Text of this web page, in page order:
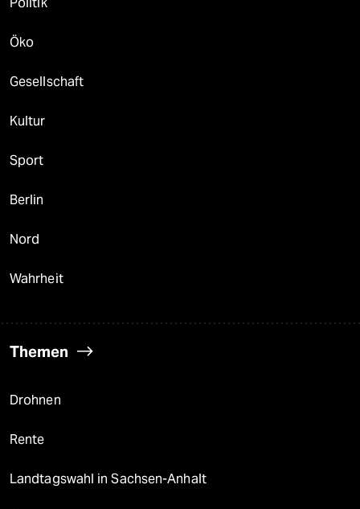
Öko
Gesellschaft
Kultur
Sport
Berlin
Nord
Wahrheit
Themen
Drohnen
Rente
Landtagswahl in Sachsen-Anhalt